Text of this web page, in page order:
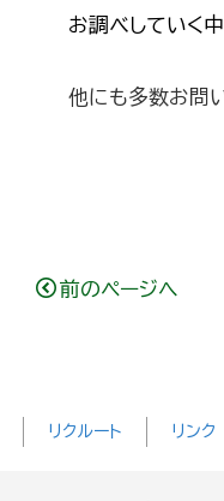
お調べしていく
他にも多数お問
前のページへ
リクルート リンク